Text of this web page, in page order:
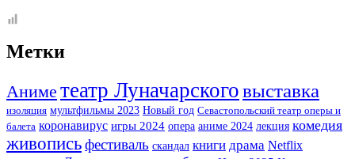
Метки
Аниме театр Луначарскоговыставка
изоляция мультфильмы 2023 Новый год Севастопольский театр оперы и
балета коронавирус игры 2024 опера аниме 2024 лекция комедия
живописьфестиваль скандал книги драма Netflix